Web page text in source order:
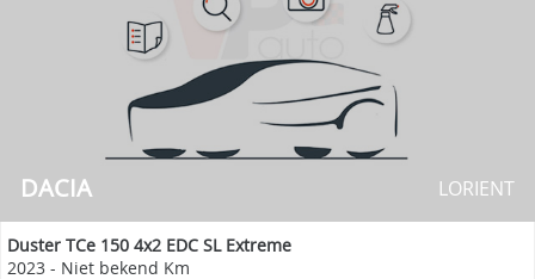
DACIA LORIENT
Duster TCe 150 4x2 EDC SL Extreme
2023 - Niet bekend Km